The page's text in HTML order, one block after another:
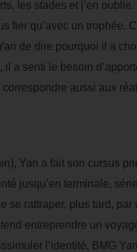
les stades et j’en
qu’avec un trophée.
de dire pourquoi il a
a senti le besoin
aussi aux
Yari a fait son cursus
jusqu’en terminale,
se rattraper, plus tard,
entreprendre un
l’identité, BMG